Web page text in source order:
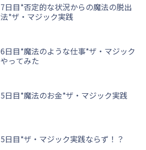
7日目*否定的な状況からの魔法の脱出
法*ザ・マジック実践
6日目*魔法のような仕事*ザ・マジック
やってみた
5日目*魔法のお金*ザ・マジック実践
5日目*ザ・マジック実践ならず！？